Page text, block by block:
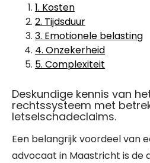
1. Kosten
2. Tijdsduur
3. Emotionele belasting
4. Onzekerheid
5. Complexiteit
Deskundige kennis van
rechtssysteem met
letselschadeclaims.
Een belangrijk voordeel van
advocaat in Maastricht is de